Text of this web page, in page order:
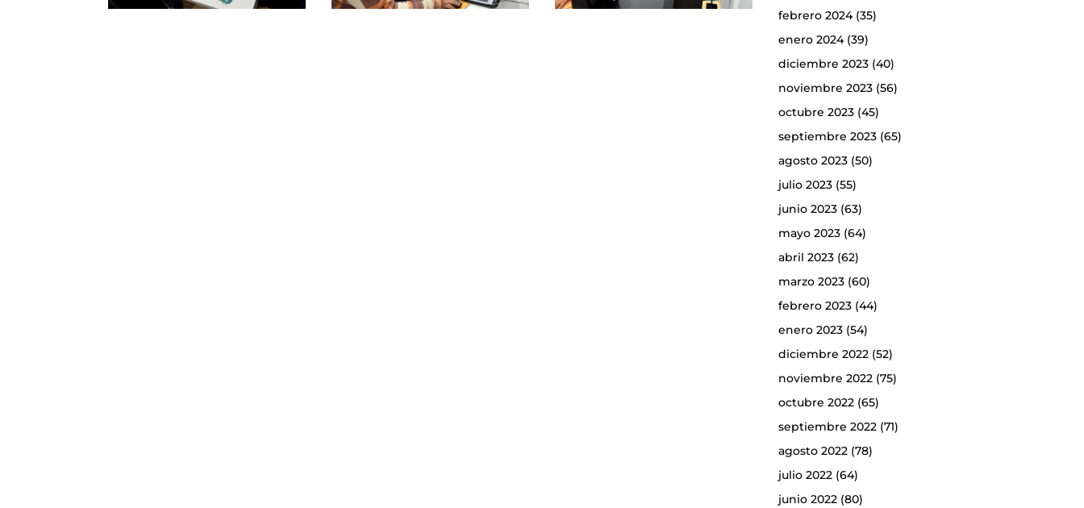
febrero 2024(35)
enero 2024(39)
diciembre 2023(40)
noviembre 2023(56)
octubre 2023(45)
septiembre 2023(65)
agosto 2023(50)
julio 2023(55)
junio 2023(63)
mayo 2023(64)
abril 2023(62)
marzo 2023(60)
febrero 2023(44)
enero 2023(54)
diciembre 2022(52)
noviembre 2022(75)
octubre 2022(65)
septiembre 2022(71)
agosto 2022(78)
julio 2022(64)
junio 2022(80)